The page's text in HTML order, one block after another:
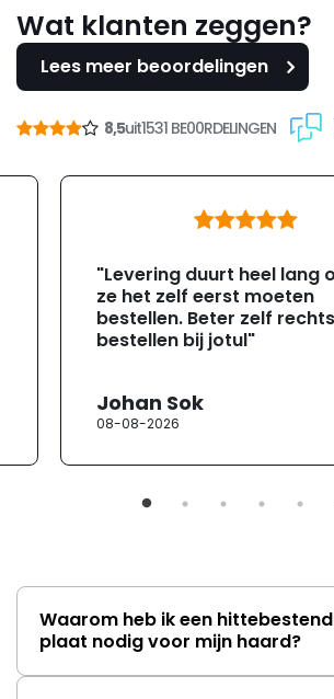
Wat klanten zeggen?
Lees meer beoordelingen
8,5uit1531 BE00RDELINGEN
"Levering duurt heel lang
ze het zelf eerst moeten
bestellen. Beter zelf
bestellen bij jotul"
Johan Sok
08-08-2026
Waarom heb ik een
plaat nodig voor mijn haard?